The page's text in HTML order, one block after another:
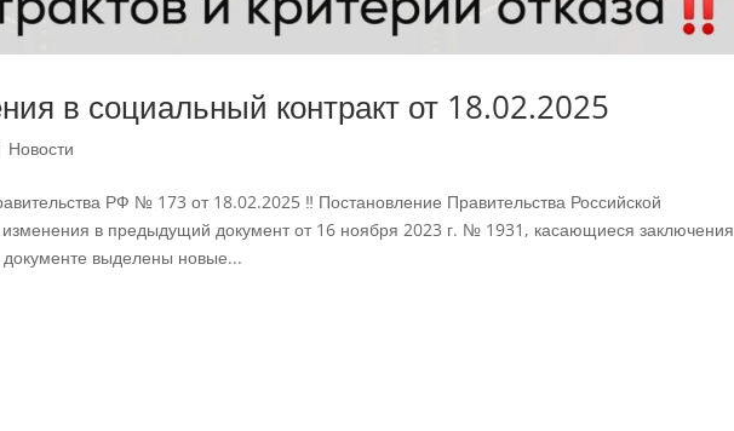
в социальный контракт от 18.02.2025
Новости
РФ № 173 от 18.02.2025 ‼️ Постановление Правительства Российской
в предыдущий документ от 16 ноября 2023 г. № 1931, касающиеся заключения
документе выделены новые...